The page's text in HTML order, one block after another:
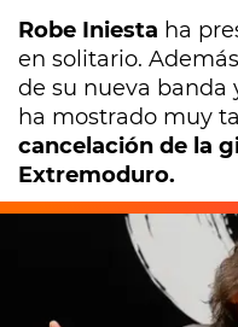
Robe Iniesta ha
en solitario.
de su nueva banda
ha mostrado muy
cancelación de la
Extremoduro.